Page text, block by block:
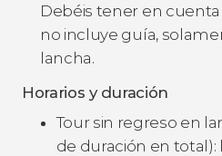
Debéis tener en
no incluye guía,
lancha.
Horarios y duración
Tour sin regreso en
de duración en total):